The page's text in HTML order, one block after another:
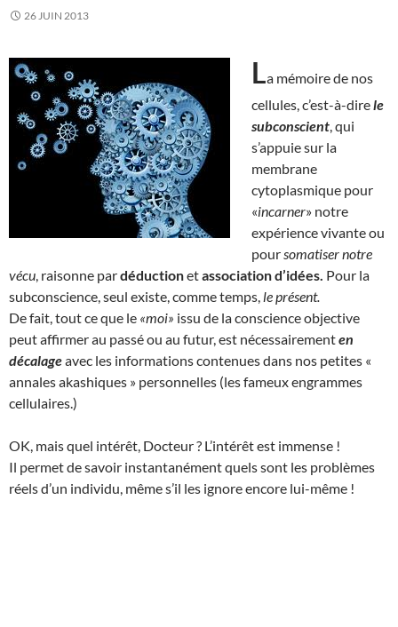
26 JUIN 2013
La mémoire de nos
cellules, c’est-à-direle
subconscient , qui
s’appuie sur la
membrane
cytoplasmique pour
«incarner» notre
expérience vivante ou
pour somatiser notre
vécu , raisonne pardéductionetassociation d’idées. Pour la
subconscience, seul existe, comme temps, le présent.
De fait, tout ce que le «moi» issu de la conscience objective
peut affirmer au passé ou au futur, est nécessairementen
décalageavec les informations contenues dans nos petites «
annales akashiques » personnelles (les fameux engrammes
cellulaires.)
OK, mais quel intérêt, Docteur ? L’intérêt est immense !
Il permet de savoir instantanément quels sont les problèmes
réels d’un individu, même s’il les ignore encore lui-même !